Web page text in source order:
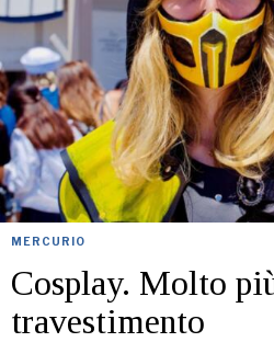
MERCURIO
Cosplay. Molto
travestimento